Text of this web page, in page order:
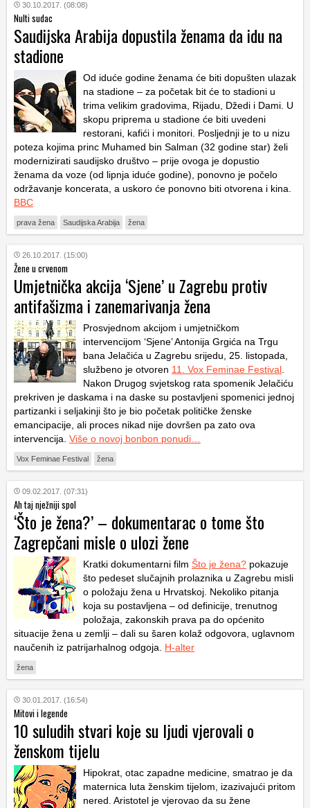
30.10.2017. (08:08)
Nulti sudac
Saudijska Arabija dopustila ženama da idu na
stadione
Od iduće godine ženama će biti dopušten ulazak
na stadione – za početak bit će to stadioni u
trima velikim gradovima, Rijadu, Džedi i Dami. U
skopu priprema u stadione će biti uvedeni
restorani, kafići i monitori. Posljednji je to u nizu
poteza kojima princ Muhamed bin Salman (32 godine star) želi
modernizirati saudijsko društvo – prije ovoga je dopustio
ženama da voze (od lipnja iduće godine), ponovno je počelo
održavanje koncerata, a uskoro će ponovno biti otvorena i kina.
BBC
prava žena Saudijska Arabija žena
26.10.2017. (15:00)
Žene u crvenom
Umjetnička akcija ‘Sjene’ u Zagrebu protiv
antifašizma i zanemarivanja žena
Prosvjednom akcijom i umjetničkom
intervencijom ‘Sjene’ Antonija Grgića na Trgu
bana Jelačića u Zagrebu srijedu, 25. listopada,
službeno je otvoren 11. Vox Feminae Festival
Nakon Drugog svjetskog rata spomenik Jelačiću
prekriven je daskama i na daske su postavljeni spomenici jednoj
partizanki i seljakinji što je bio početak političke ženske
emancipacije, ali proces nikad nije dovršen pa zato ova
intervencija. Više o novoj bonbon ponudi…
Vox Feminae Festival žena
09.02.2017. (07:31)
Ah taj nježniji spol
‘Što je žena?’ – dokumentarac o tome što
Zagrepčani misle o ulozi žene
Kratki dokumentarni film Što je žena? pokazuje
što pedeset slučajnih prolaznika u Zagrebu misli
o položaju žena u Hrvatskoj. Nekoliko pitanja
koja su postavljena – od definicije, trenutnog
položaja, zakonskih prava pa do općenito
situacije žena u zemlji – dali su šaren kolaž odgovora, uglavnom
naučenih iz patrijarhalnog odgoja. H-alter
žena
30.01.2017. (16:54)
Mitovi i legende
10 suludih stvari koje su ljudi vjerovali o
ženskom tijelu
Hipokrat, otac zapadne medicine, smatrao je da
maternica luta ženskim tijelom, izazivajući pritom
nered. Aristotel je vjerovao da su žene